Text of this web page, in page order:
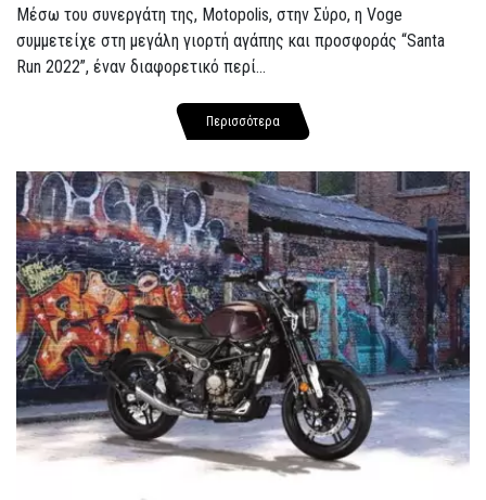
Μέσω του συνεργάτη της, Motopolis, στην Σύρο, η Voge
συμμετείχε στη μεγάλη γιορτή αγάπης και προσφοράς “Santa
Run 2022”, έναν διαφορετικό περί...
Περισσότερα